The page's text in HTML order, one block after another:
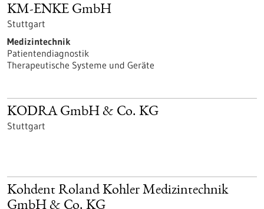
KM-ENKE GmbH
Stuttgart
Medizintechnik
Patientendiagnostik
Therapeutische Systeme und Geräte
KODRA GmbH & Co. KG
Stuttgart
Kohdent Roland Kohler Medizintechnik
GmbH & Co. KG